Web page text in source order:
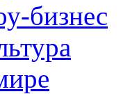
бизнес